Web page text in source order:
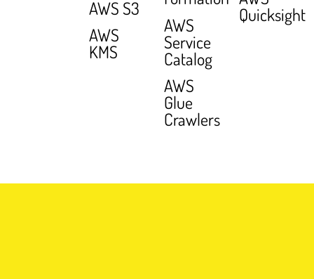
AWS S3
AWS
KMS
AWS
Service
Catalog
AWS
Glue
Crawlers
Quicksight